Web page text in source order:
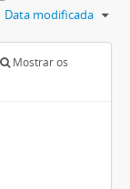
Data modificada
Mostrar os